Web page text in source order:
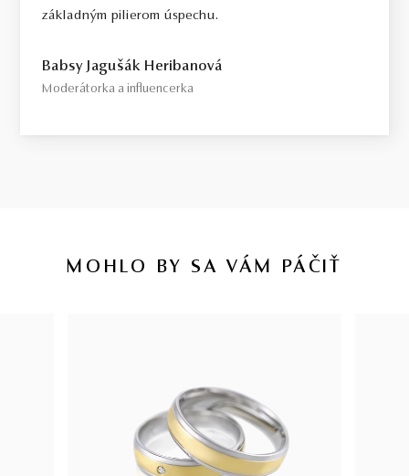
základným pilierom úspechu.
Babsy Jagušák Heribanová
Moderátorka a influencerka
MOHLO BY SA VÁM PÁČIŤ